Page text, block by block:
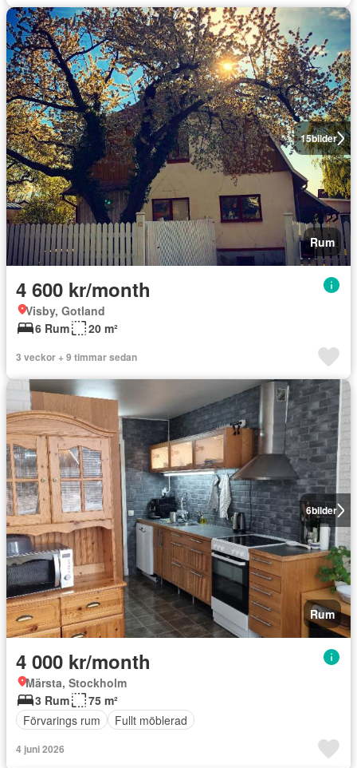
15bilder
Rum
4 600 kr/month
Visby, Gotland
6 Rum
20 m²
3 veckor + 9 timmar sedan
6bilder
Rum
4 000 kr/month
Märsta, Stockholm
3 Rum
75 m²
Förvarings rum
Fullt möblerad
4 juni 2026